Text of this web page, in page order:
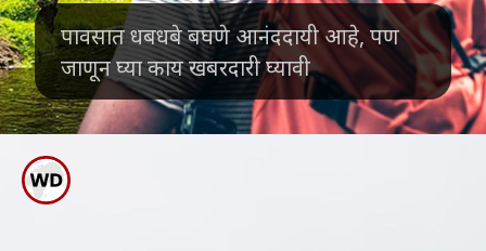
पावसात धबधबे बघणे आनंददायी आहे, पण
जाणून घ्या काय खबरदारी घ्यावी